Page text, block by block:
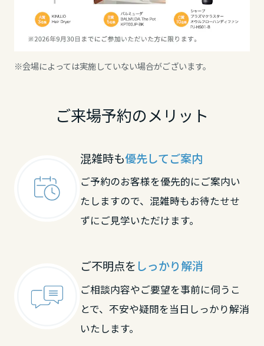
※会場によっては実施していない場合がございます。
ご来場予約のメリット
混雑時も優先してご案内
ご予約のお客様を優先的にご案内い
たしますので、混雑時もお待たせせ
ずにご見学いただけます。
ご不明点を しっかり解消
ご相談内容やご要望を事前に伺うこ
とで、不安や疑問を当日しっかり解消
いたします。
高知県
長崎県